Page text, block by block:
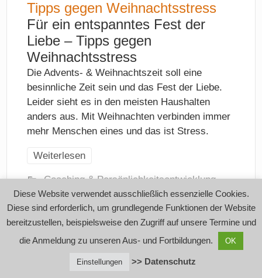
Tipps gegen Weihnachtsstress
Für ein entspanntes Fest der
Liebe – Tipps gegen
Weihnachtsstress
Die Advents- & Weihnachtszeit soll eine
besinnliche Zeit sein und das Fest der Liebe.
Leider sieht es in den meisten Haushalten
anders aus. Mit Weihnachten verbinden immer
mehr Menschen eines und das ist Stress.
Weiterlesen
Coaching & Persönlichkeitsentwicklung,
Gedankenflügel - Das Magazin für mentale
Gesundheit & Sinn
Diese Website verwendet ausschließlich essenzielle Cookies.
Diese sind erforderlich, um grundlegende Funktionen der Website
bereitzustellen, beispielsweise den Zugriff auf unsere Termine und
die Anmeldung zu unseren Aus- und Fortbildungen.
OK
Einstellungen >> Datenschutz